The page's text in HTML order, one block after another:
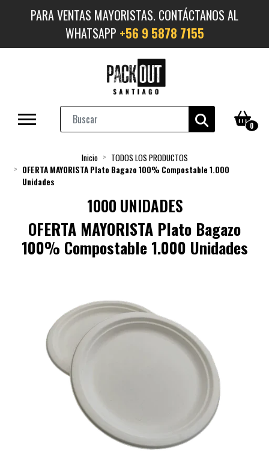
PARA VENTAS MAYORISTAS. CONTÁCTANOS AL
WHATSAPP +56 9 5878 7155
0
Inicio
TODOS LOS PRODUCTOS
OFERTA MAYORISTA Plato Bagazo 100% Compostable 1.000
Unidades
1000 UNIDADES
OFERTA MAYORISTA Plato Bagazo
100% Compostable 1.000 Unidades